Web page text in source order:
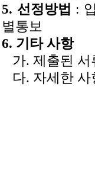
5. 선정방법 :
별통보
6. 기타 사항
가. 제출된 서
다. 자세한 사